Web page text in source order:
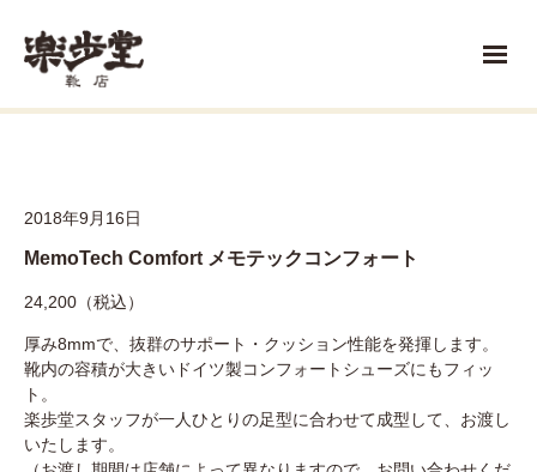
2018年9月16日
MemoTech Comfort メモテックコンフォート
24,200（税込）
厚み8mmで、抜群のサポート・クッション性能を発揮します。
靴内の容積が大きいドイツ製コンフォートシューズにもフィッ
ト。
楽歩堂スタッフが一人ひとりの足型に合わせて成型して、お渡し
いたします。